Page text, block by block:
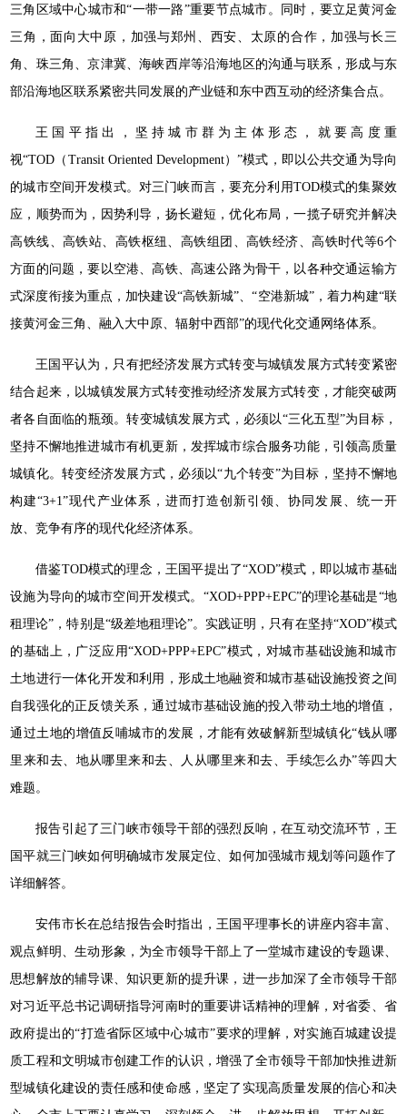
三角区域中心城市和“一带一路”重要节点城市。同时，要立足黄河金
三角，面向大中原，加强与郑州、西安、太原的合作，加强与长三
角、珠三角、京津冀、海峡西岸等沿海地区的沟通与联系，形成与东
部沿海地区联系紧密共同发展的产业链和东中西互动的经济集合点。
王国平指出，坚持城市群为主体形态，就要高度重
视“TOD（Transit Oriented Development）”模式，即以公共交通为导向
的城市空间开发模式。对三门峡而言，要充分利用TOD模式的集聚效
应，顺势而为，因势利导，扬长避短，优化布局，一揽子研究并解决
高铁线、高铁站、高铁枢纽、高铁组团、高铁经济、高铁时代等6个
方面的问题，要以空港、高铁、高速公路为骨干，以各种交通运输方
式深度衔接为重点，加快建设“高铁新城”、“空港新城”，着力构建“联
接黄河金三角、融入大中原、辐射中西部”的现代化交通网络体系。
王国平认为，只有把经济发展方式转变与城镇发展方式转变紧密
结合起来，以城镇发展方式转变推动经济发展方式转变，才能突破两
者各自面临的瓶颈。转变城镇发展方式，必须以“三化五型”为目标，
坚持不懈地推进城市有机更新，发挥城市综合服务功能，引领高质量
城镇化。转变经济发展方式，必须以“九个转变”为目标，坚持不懈地
构建“3+1”现代产业体系，进而打造创新引领、协同发展、统一开
放、竞争有序的现代化经济体系。
借鉴TOD模式的理念，王国平提出了“XOD”模式，即以城市基础
设施为导向的城市空间开发模式。“XOD+PPP+EPC”的理论基础是“地
租理论”，特别是“级差地租理论”。实践证明，只有在坚持“XOD”模式
的基础上，广泛应用“XOD+PPP+EPC”模式，对城市基础设施和城市
土地进行一体化开发和利用，形成土地融资和城市基础设施投资之间
自我强化的正反馈关系，通过城市基础设施的投入带动土地的增值，
通过土地的增值反哺城市的发展，才能有效破解新型城镇化“钱从哪
里来和去、地从哪里来和去、人从哪里来和去、手续怎么办”等四大
难题。
报告引起了三门峡市领导干部的强烈反响，在互动交流环节，王
国平就三门峡如何明确城市发展定位、如何加强城市规划等问题作了
详细解答。
安伟市长在总结报告会时指出，王国平理事长的讲座内容丰富、
观点鲜明、生动形象，为全市领导干部上了一堂城市建设的专题课、
思想解放的辅导课、知识更新的提升课，进一步加深了全市领导干部
对习近平总书记调研指导河南时的重要讲话精神的理解，对省委、省
政府提出的“打造省际区域中心城市”要求的理解，对实施百城建设提
质工程和文明城市创建工作的认识，增强了全市领导干部加快推进新
型城镇化建设的责任感和使命感，坚定了实现高质量发展的信心和决